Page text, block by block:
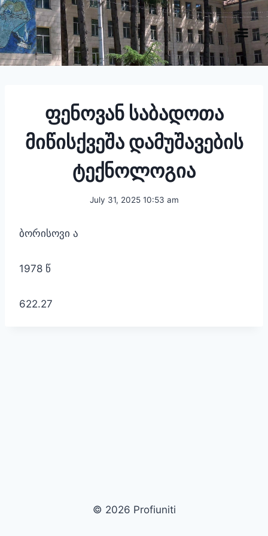
Skip
to
content
ფენოვან საბადოთა
მიწისქვეშა დამუშავების
ტექნოლოგია
July 31, 2025 10:53 am
ბორისოვი ა
1978 წ
622.27
© 2026 Profiuniti